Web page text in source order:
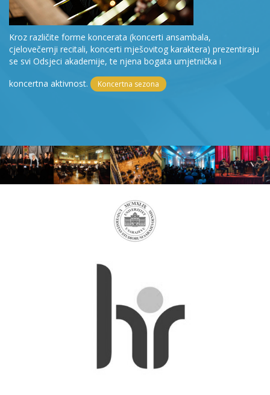
Kroz različite forme koncerata (koncerti ansambala,
cjelovečernji recitali, koncerti mješovitog karaktera) prezentiraju
se svi Odsjeci akademije, te njena bogata umjetnička i
koncertna aktivnost.
Koncertna sezona